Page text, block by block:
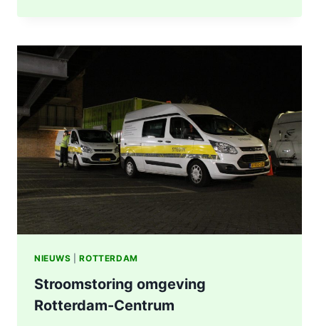
BIJ
IN
ROTTERDAM
NIEUWS |ROTTERDAM
Stroomstoring omgeving
Rotterdam-Centrum